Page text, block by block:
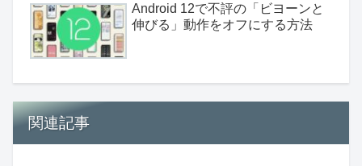
Android 12で不評の「ビヨーンと
伸びる」動作をオフにする方法
関連記事